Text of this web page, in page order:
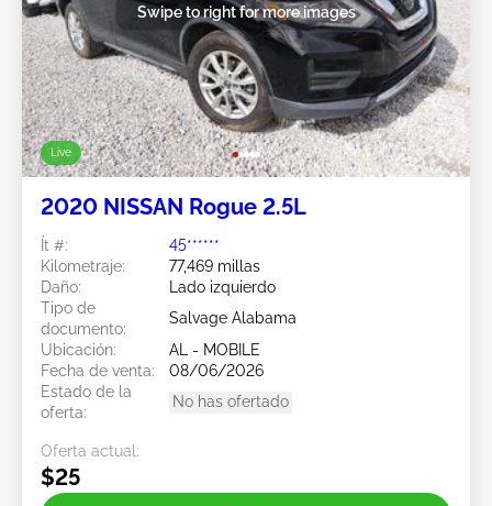
Live
Swipe to right for more images
2020 NISSAN Rogue 2.5L
Ít #:
45******
Kilometraje:
77,469 millas
Daño:
Lado izquierdo
Tipo de
documento:
Salvage Alabama
Ubicación:
AL - MOBILE
Fecha de venta:
08/06/2026
Estado de la
oferta:
No has ofertado
Oferta actual:
$25